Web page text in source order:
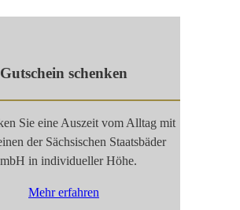
Gutschein schenken
Sie eine Auszeit vom Alltag mit
der Sächsischen Staatsbäder
in individueller Höhe.
Mehr erfahren